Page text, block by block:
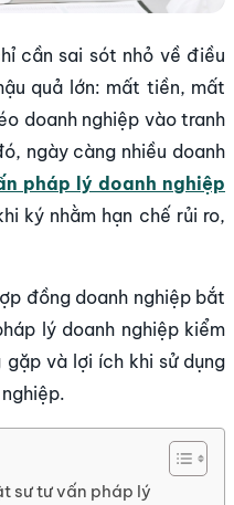
cần sai sót nhỏ về điều
quả lớn: mất tiền, mất
doanh nghiệp vào tranh
ngày càng nhiều doanh
pháp lý doanh nghiệp
ký nhằm hạn chế rủi ro,
đồng doanh nghiệp bắt
lý doanh nghiệp kiểm
và lợi ích khi sử dụng
sư tư vấn pháp lý